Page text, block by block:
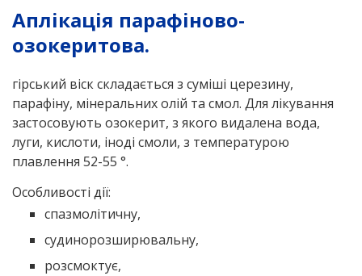
Аплікація парафіново-
озокеритова.
гірський віск складається з суміші церезину,
парафіну, мінеральних олій та смол. Для лікування
застосовують озокерит, з якого видалена вода,
луги, кислоти, іноді смоли, з температурою
плавлення 52-55 °.
Особливості дії:
спазмолітичну,
судинорозширювальну,
розсмоктує,